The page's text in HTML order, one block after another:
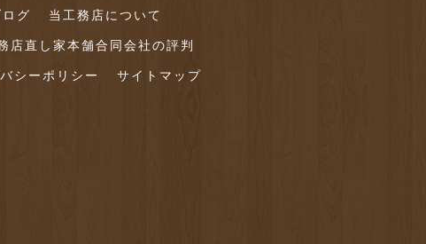
グ
当工務店について
店直し家本舗合同会社の評判
シーポリシー サイトマップ